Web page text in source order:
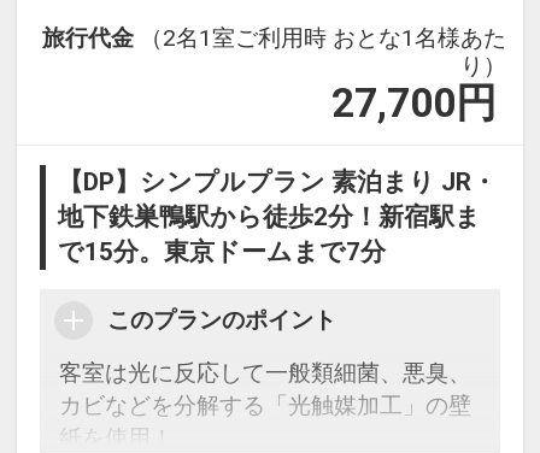
旅行代金
（2名1室ご利用時 おとな1名様あた
り）
27,700 円
【DP】シンプルプラン 素泊まり JR・
地下鉄巣鴨駅から徒歩2分！新宿駅ま
で15分。東京ドームまで7分
このプランのポイント
客室は光に反応して一般類細菌、悪臭、
カビなどを分解する「光触媒加工」の壁
紙を使用！